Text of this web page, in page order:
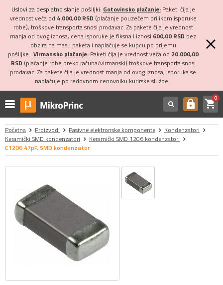
Uslovi za besplatno slanje pošiljki: Gotovinsko plaćanje:Paketi čija je
vrednost veća od 4.000,00 RSD (plaćanje pouzećem prilikom isporuke
robe), troškove transporta snosi prodavac. Za pakete čija je vrednost
manja od ovog iznosa, cena isporuke je fiksna i iznosi 600,00 RSD bez
obzira na masu paketa i naplaćuje se kupcu po prijemu
pošiljke. Virmansko plaćanje:Paketi čija je vrednost veća od 20.000,00
RSD (plaćanje robe preko računa/virmanski) troškove transporta snosi
prodavac. Za pakete čija je vrednost manja od ovog iznosa, isporuka se
naplaćuje po redovnom cenovniku kurirske službe.
https shopping_cart0
Početna Proizvodi Pasivne elektronske komponente
Kondenzatori
Keramički SMD kondenzatori
Keramički SMD 1206 kondenzatori
C1206 47pF, SMD kondenzator